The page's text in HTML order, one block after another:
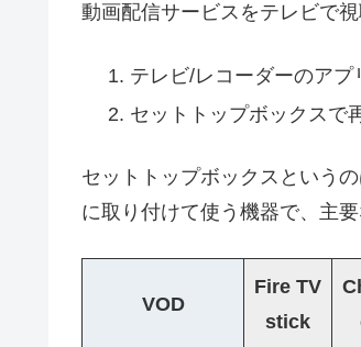
動画配信サービスをテレビで
テレビ/レコーダーのアプ
セットトップボックスで
セットトップボックスという
に取り付けて使う機器で、主
VOD
Fire TV
stick